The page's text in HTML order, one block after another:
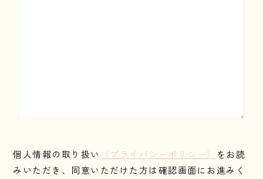
個人情報の取り扱い （プライバシーポリシー） をお読
みいただき、同意いただけた方は確認画面にお進みく